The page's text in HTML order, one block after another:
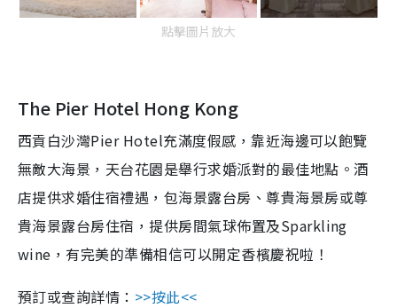
點擊圖片放大
The Pier Hotel Hong Kong
西貢白沙灣Pier Hotel充滿度假感，靠近海邊可以飽覽
無敵大海景，天台花園是舉行求婚派對的最佳地點。酒
店提供求婚住宿禮遇，包海景露台房、尊貴海景房或尊
貴海景露台房住宿，提供房間氣球佈置及Sparkling
wine，有完美的準備相信可以開定香檳慶祝啦！
預訂或查詢詳情： >>按此<<